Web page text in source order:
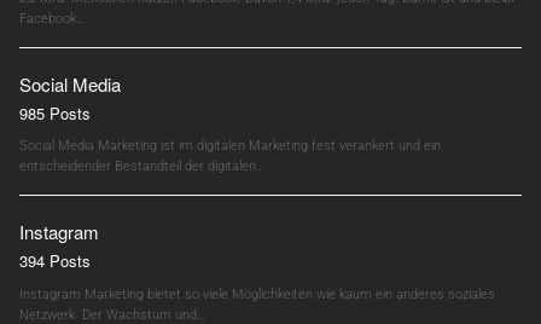
Facebook…
Social Media
985 Posts
Social Media Marketing ist im digitalen Marketing fest verankert und ein
entscheidender Bestandteil der digitalen…
Instagram
394 Posts
Instagram Marketing bietet so viele Möglichkeiten wie kaum ein anderes soziales
Netzwerk. Der Wachstum und…